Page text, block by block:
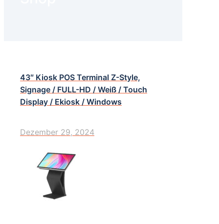
43″ Kiosk POS Terminal Z-Style,
Signage / FULL-HD / Weiß / Touch
Display / Ekiosk / Windows
Dezember 29, 2024